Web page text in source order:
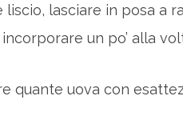
lasciare in posa a
un po’ alla
quante uova con